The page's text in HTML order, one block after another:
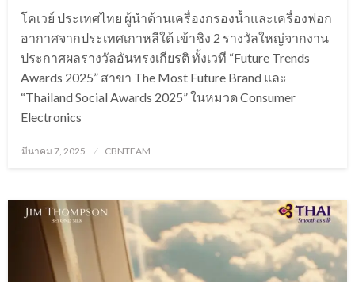
โคเวย์ ประเทศไทย ผู้นำด้านเครื่องกรองน้ำและเครื่องฟอก
อากาศจากประเทศเกาหลีใต้ เข้าชิง 2 รางวัลใหญ่จากงาน
ประกาศผลรางวัลอันทรงเกียรติ ทั้งเวที “Future Trends
Awards 2025” สาขา The Most Future Brand และ
“Thailand Social Awards 2025” ในหมวด Consumer
Electronics
Posted
มีนาคม 7, 2025 CBNTEAM